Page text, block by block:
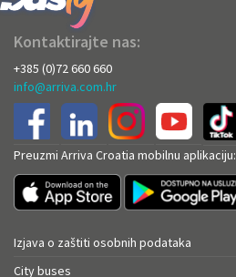
Kontaktirajte nas:
+385 (0)72 660 660
info@arriva.com.hr
Preuzmi Arriva Croatia mobilnu aplikaciju:
Izjava o zaštiti osobnih podataka
City buses